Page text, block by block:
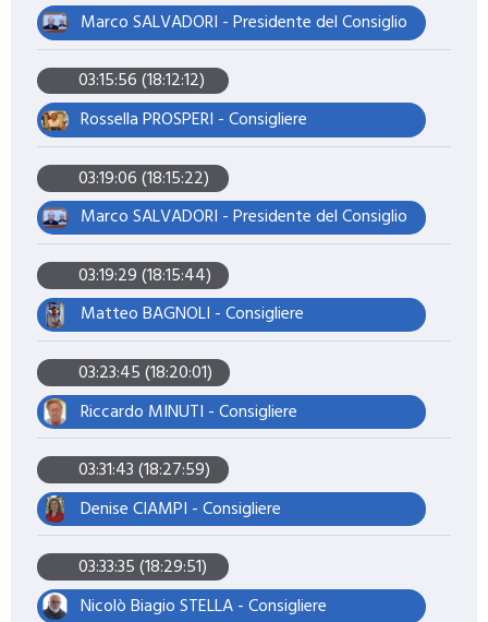
Marco SALVADORI - Presidente del Consiglio
03:15:56 (18:12:12)
Rossella PROSPERI - Consigliere
03:19:06 (18:15:22)
Marco SALVADORI - Presidente del Consiglio
03:19:29 (18:15:44)
Matteo BAGNOLI - Consigliere
03:23:45 (18:20:01)
Riccardo MINUTI - Consigliere
03:31:43 (18:27:59)
Denise CIAMPI - Consigliere
03:33:35 (18:29:51)
Nicolò Biagio STELLA - Consigliere